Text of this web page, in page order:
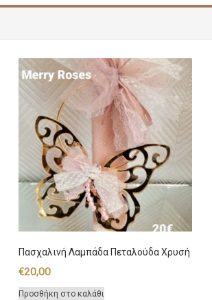
Πασχαλινή Λαμπάδα Πεταλούδα Χρυσή
€20,00
Προσθήκη στο καλάθι